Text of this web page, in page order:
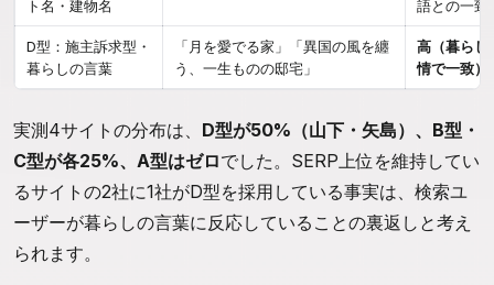
ト名・建物名
語との一致
D型：施主訴求型・
暮らしの言葉
「月を愛でる家」「異国の風を纏
う、一生ものの邸宅」
高（暮らし
情で一致）
実測4サイトの分布は、 D型が50%（山下・矢島）、B型・
C型が各25%、A型はゼロでした。SERP上位を維持してい
るサイトの2社に1社がD型を採用している事実は、検索ユ
ーザーが暮らしの言葉に反応していることの裏返しと考え
られます。